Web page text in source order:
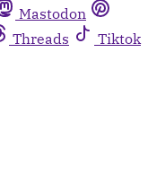
Mastodon
Threads
Tiktok